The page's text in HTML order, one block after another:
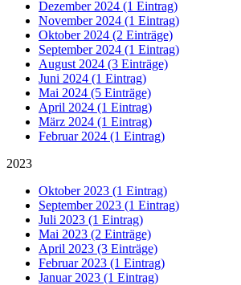
Dezember 2024 (1 Eintrag)
November 2024 (1 Eintrag)
Oktober 2024 (2 Einträge)
September 2024 (1 Eintrag)
August 2024 (3 Einträge)
Juni 2024 (1 Eintrag)
Mai 2024 (5 Einträge)
April 2024 (1 Eintrag)
März 2024 (1 Eintrag)
Februar 2024 (1 Eintrag)
2023
Oktober 2023 (1 Eintrag)
September 2023 (1 Eintrag)
Juli 2023 (1 Eintrag)
Mai 2023 (2 Einträge)
April 2023 (3 Einträge)
Februar 2023 (1 Eintrag)
Januar 2023 (1 Eintrag)